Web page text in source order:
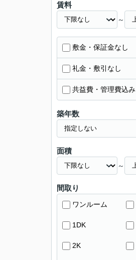
賃料
～
敷金・保証金なし
礼金・敷引なし
共益費・管理費込み
築年数
面積
～
間取り
ワンルーム
1DK
2K